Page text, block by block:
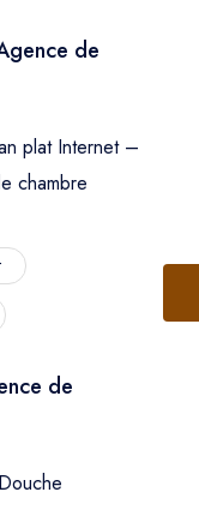
de
plat Internet –
chambre
de